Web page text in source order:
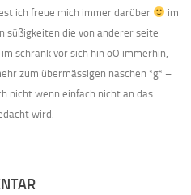
ich freue mich immer darüber
im
süßigkeiten die von anderer seite
schrank vor sich hin oO immerhin,
zum übermässigen naschen *g* –
nicht wenn einfach nicht an das
wird.